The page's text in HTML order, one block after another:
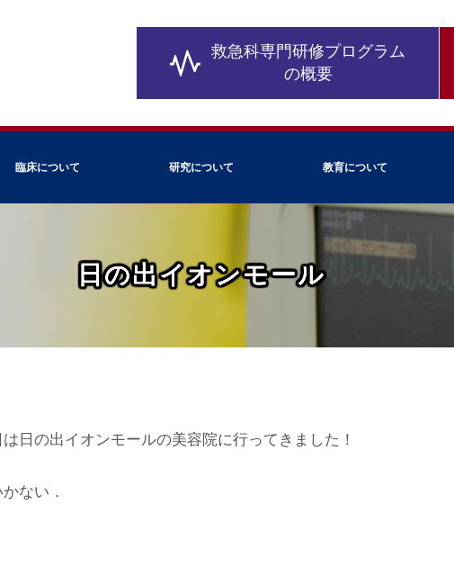
救急科専門研修プログラム
の概要
臨床について 研究について 教育について
日の出イオンモール
日の出イオンモールの美容院に行ってきました！
ない．